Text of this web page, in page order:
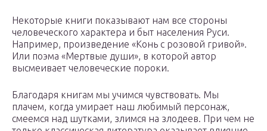
Некоторые книги показывают нам все стороны
человеческого характера и быт населения Руси.
Например, произведение «Конь с розовой гривой».
Или поэма «Мертвые души», в которой автор
высмеивает человеческие пороки.
Благодаря книгам мы учимся чувствовать. Мы
плачем, когда умирает наш любимый персонаж,
смеемся над шутками, злимся на злодеев. При чем не